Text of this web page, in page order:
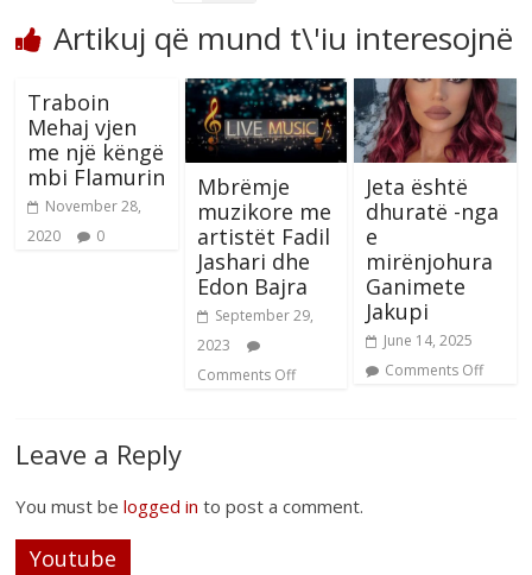
Artikuj që mund t\'iu interesojnë
Traboin
Mehaj vjen
me një këngë
mbi Flamurin
November 28,
2020
0
Mbrëmje
muzikore me
artistët Fadil
Jashari dhe
Edon Bajra
September 29,
2023
Comments Off
Jeta është
dhuratë -nga
e
mirënjohura
Ganimete
Jakupi
June 14, 2025
Comments Off
Leave a Reply
You must belogged in to post a comment.
Youtube